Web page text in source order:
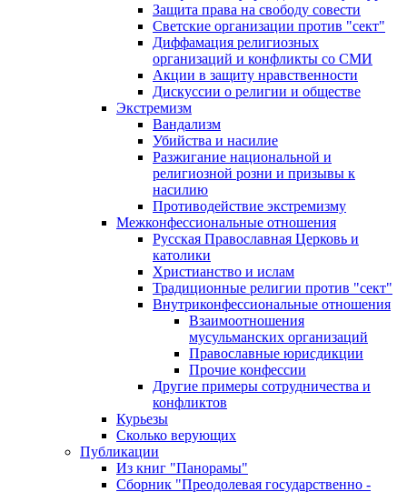
Защита права на свободу совести
Светские организации против "сект"
Диффамация религиозных
организаций и конфликты со СМИ
Акции в защиту нравственности
Дискуссии о религии и обществе
Экстремизм
Вандализм
Убийства и насилие
Разжигание национальной и
религиозной розни и призывы к
насилию
Противодействие экстремизму
Межконфессиональные отношения
Русская Православная Церковь и
католики
Христианство и ислам
Традиционные религии против "сект"
Внутриконфессиональные отношения
Взаимоотношения
мусульманских организаций
Православные юрисдикции
Прочие конфессии
Другие примеры сотрудничества и
конфликтов
Курьезы
Сколько верующих
Публикации
Из книг "Панорамы"
Сборник "Преодолевая государственно -